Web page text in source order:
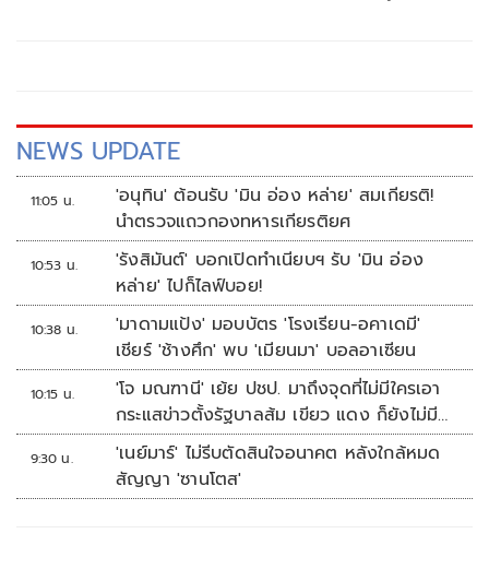
NEWS UPDATE
11:05 น.
'อนุทิน' ต้อนรับ 'มิน อ่อง หล่าย' สมเกียรติ!
นำตรวจแถวกองทหารเกียรติยศ
10:53 น.
'รังสิมันต์' บอกเปิดทำเนียบฯ รับ 'มิน อ่อง
หล่าย' ไปก็ไลฟ์บอย!
10:38 น.
'มาดามแป้ง' มอบบัตร 'โรงเรียน-อคาเดมี'
เชียร์ 'ช้างศึก' พบ 'เมียนมา' บอลอาเซียน
10:15 น.
'โจ มณฑานี' เย้ย ปชป. มาถึงจุดที่ไม่มีใครเอา
กระแสข่าวตั้งรัฐบาลส้ม เขียว แดง ก็ยังไม่มีฟ้า
เลย
9:30 น.
'เนย์มาร์' ไม่รีบตัดสินใจอนาคต หลังใกล้หมด
สัญญา 'ซานโตส'